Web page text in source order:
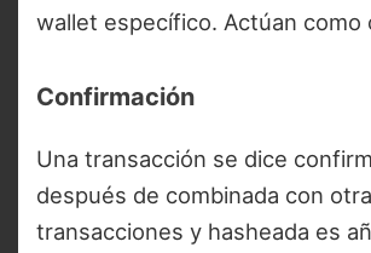
wallet específico. Actúan como
Confirmación
Una transacción se dice
después de combinada con
transacciones y hasheada es